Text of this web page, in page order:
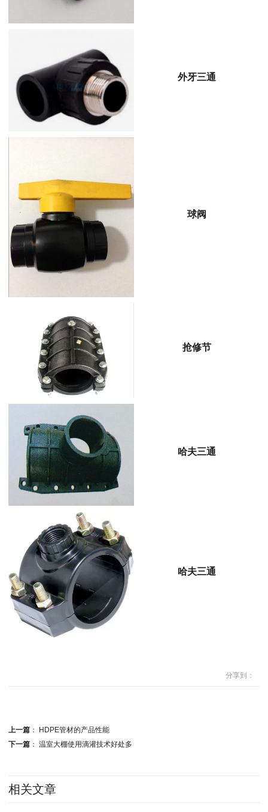
外牙三通
球阀
抢修节
哈夫三通
哈夫三通
分享到：
上一篇：
HDPE管材的产品性能
下一篇： 温室大棚使用滴灌技术好处多
相关文章